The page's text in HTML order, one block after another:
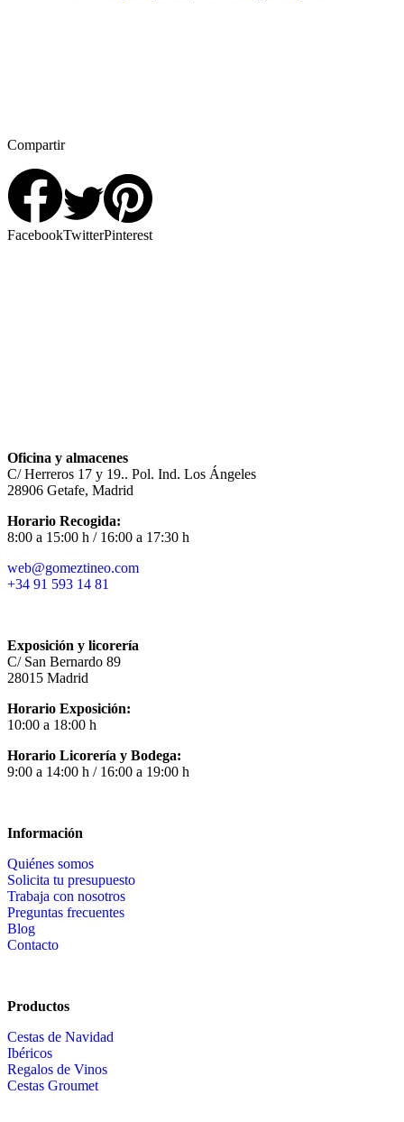
Compartir
FacebookTwitterPinterest
Oficina y almacenes
C/ Herreros 17 y 19.. Pol. Ind. Los Ángeles
28906 Getafe, Madrid
Horario Recogida:
8:00 a 15:00 h / 16:00 a 17:30 h
web@gomeztineo.com
+34 91 593 14 81
Exposición y licorería
C/ San Bernardo 89
28015 Madrid
Horario Exposición:
10:00 a 18:00 h
Horario Licorería y Bodega:
9:00 a 14:00 h / 16:00 a 19:00 h
Información
Quiénes somos
Solicita tu presupuesto
Trabaja con nosotros
Preguntas frecuentes
Blog
Contacto
Productos
Cestas de Navidad
Ibéricos
Regalos de Vinos
Cestas Groumet